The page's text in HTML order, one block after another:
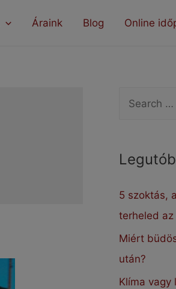
Áraink Blog Online
h
f
o
r
:
5 szoktás,
terheled
Miért
után?
Klíma vagy